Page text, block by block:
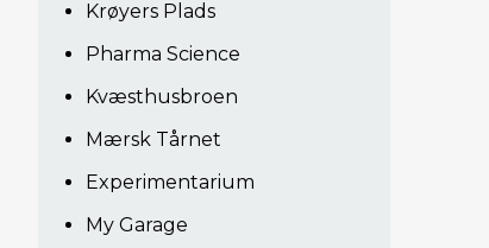
Krøyers Plads
Pharma Science
Kvæsthusbroen
Mærsk Tårnet
Experimentarium
My Garage